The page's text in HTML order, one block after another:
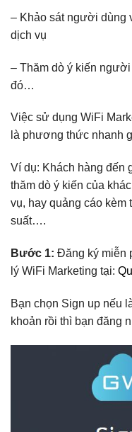
– Khảo sát người dùng
dịch vụ
– Thăm dò ý kiến
đó…
Việc sử dụng WiFi
là phương thức nhanh
Ví dụ: Khách hàng đến
thăm dò ý kiến của
vụ, hay quảng cáo kèm
suất….
Bước 1: Đăng ký miễn
lý WiFi Marketing tại:
Bạn chọn Sign up nếu
khoản rồi thì bạn đăng